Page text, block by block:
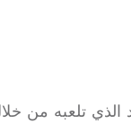
الذي تلعبه من